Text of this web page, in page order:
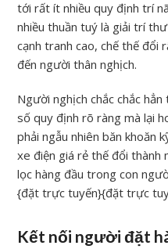
tới rất ít nhiều quy định trí
nhiều thuần tuý là giải trí
cạnh tranh cao, chế thế đổi
đến người thân nghịch.
Người nghịch chắc chắc
số quy định rõ ràng mà lại
phải ngẫu nhiên băn khoăn
xe điện giá rẻ thế đổi
lọc hàng đầu trong con
{đặt trực tuyến}{đặt trực
Kết nối người đặt